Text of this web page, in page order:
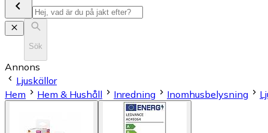
Sök
Annons
Ljuskällor
Hem
Hem & Hushåll Inredning Inomhusbelysning